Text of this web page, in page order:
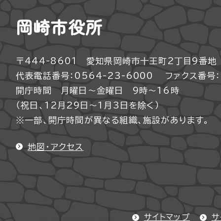
岡崎市役所
〒444-8601 愛知県岡崎市十王町2丁目9番地
代表電話番号：0564-23-6000
ファクス番
開庁時間 月曜日～金曜日 9時～16時
（祝日、12月29日～1月3日を除く）
※一部、開庁時間が異なる組織、施設があります。
地図・アクセス
サイトマップ サ